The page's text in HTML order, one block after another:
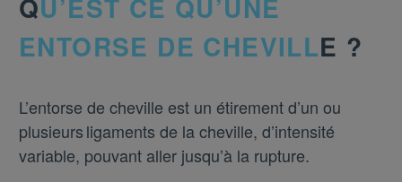
ENTORSE DE CHEVILLE ?
L’entorse de cheville est un étirementd’un ou
plusieursligaments de la cheville, d’intensité
variable, pouvant aller jusqu’à la rupture.